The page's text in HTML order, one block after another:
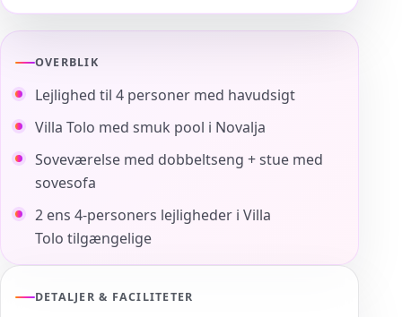
OVERBLIK
Lejlighed til 4 personer med havudsigt
Villa Tolo med smuk pool i Novalja
Soveværelse med dobbeltseng + stue med
sovesofa
2 ens 4-personers lejligheder i Villa
Tolo tilgængelige
DETALJER & FACILITETER